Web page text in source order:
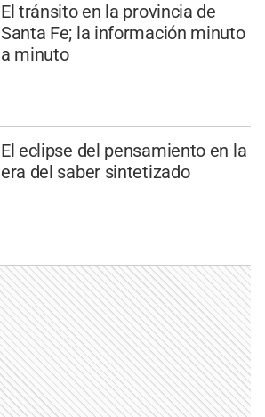
El tránsito en la provincia de
Santa Fe; la información minuto
a minuto
El eclipse del pensamiento en la
era del saber sintetizado